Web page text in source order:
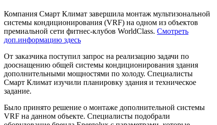
Компания Смарт Климат завершила монтаж мультизональной
системы кондиционирования (VRF) на одном из объектов
премиальной сети фитнес-клубов WorldClass. Смотреть
доп.информацию здесь
От заказчика поступил запрос на реализацию задачи по
дооснащению общей системы кондиционирования здания
дополнительными мощностями по холоду. Специалисты
Смарт Климат изучили планировку здания и техническое
задание.
Было принято решение о монтаже дополнительной системы
VRF на данном объекте. Специалисты подобрали